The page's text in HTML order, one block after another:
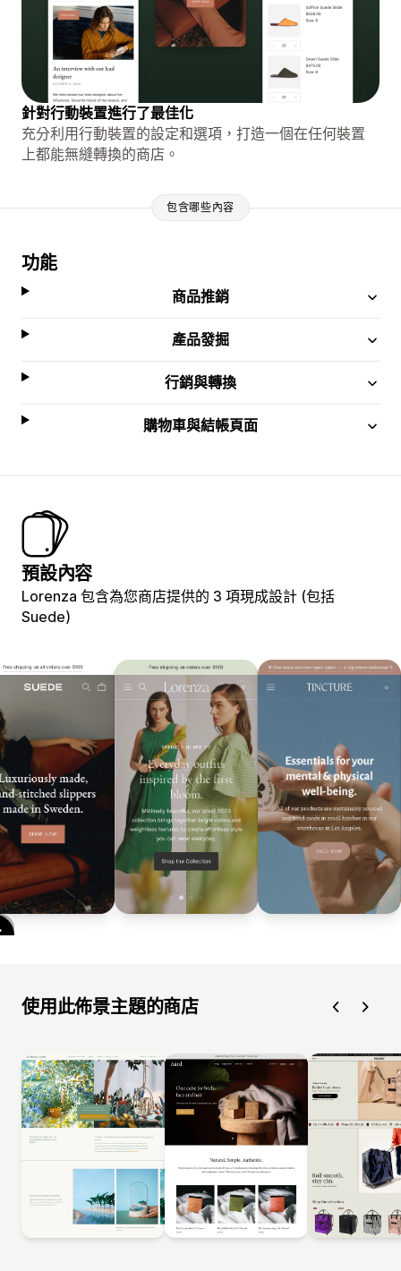
針對行動裝置進行了最佳化
充分利用行動裝置的設定和選項，打造一個在任何裝置
上都能無縫轉換的商店。
包含哪些內容
功能
商品推銷
產品發掘
行銷與轉換
購物車與結帳頁面
預設內容
Lorenza 包含為您商店提供的 3 項現成設計 (包括
Suede)
使用此佈景主題的商店